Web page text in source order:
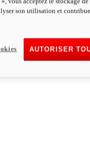
son utilisation et
AUTORISER